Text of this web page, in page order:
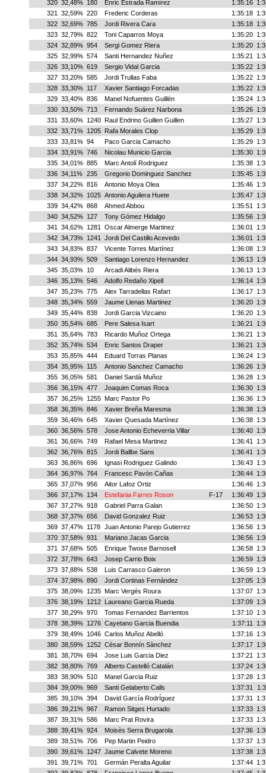
320 32,48% 180 Enric Estrada Ramírez 1:35:16
321
32,59% 220 Frederic Corderas 1:35:18
322 32,69% 785 Jordi Rivera Cara 1:35:18
323 32,79% 822 Toni Caparros Moya 1:35:20
324 32,89% 954 Sergi Gomez Riera 1:35:20
325 32,99% 574 Santi Hernandez Nuñez 1:35:21
326 33,10% 619 Sergio Vidal Garcia 1:35:22
327 33,20% 585 Jordi Trullas Faba 1:35:22
328 33,30% 117 Xavier Santiago Forcadas 1:35:22
329 33,40% 836 Manel Nofuentes Guillén 1:35:24
330 33,50% 713 Fernando Suárez Narbona 1:35:26
331
33,60% 1240 Raul Endrino Guillen Guillen 1:35:27
332 33,71% 1205 Rafa Morales Clop 1:35:29
333 33,81% 94 Paco Garcia Camacho 1:35:29
334 33,91% 746 Nicolau Municio Garcia 1:35:30
335 34,01% 885 Marc Antolí Rodriguez 1:35:38
336 34,11% 235 Gregorio Dominguez Sanchez 1:35:45
337 34,22% 816 Antonio Moya Olea 1:35:46
338 34,32% 1025 Antonio Aguilera Huete 1:35:47
339 34,42% 868 Ahmed Abbou 1:35:51
340 34,52% 127 Tony Gómez Hidalgo 1:35:56
341
34,62% 1281 Oscar Almerge Martinez 1:36:01
342 34,73% 1241 Jordi Del Castillo Acevedo 1:36:01
343 34,83% 837 Vicente Torres Martínez 1:36:08
344 34,93% 509 Santiago Lorenzo Hernandez 1:36:13
345 35,03% 10 Arcadi Alibés Riera 1:36:13
346 35,13% 546 Adolfo Redaño Xipell 1:36:14
347 35,23% 775 Alex Tarradellas Rafart 1:36:17
348 35,34% 559 Jaume Llenas Martinez 1:36:20
349 35,44% 838 Jordi Garcia Vizcaino 1:36:20
350 35,54% 685 Pere Salesa Isart 1:36:21
351
35,64% 783 Ricardo Muñoz Ortega 1:36:21
352 35,74% 534 Enric Santos Draper 1:36:21
353 35,85% 444 Eduard Torras Planas 1:36:24
354 35,95% 115 Antonio Sanchez Camacho 1:36:26
355 36,05% 581 Daniel Sardà Muñoz 1:36:28
356 36,15% 477 Joaquim Comas Roca 1:36:30
357 36,25% 1255 Marc Pastor Po 1:36:36
358 36,35% 846 Xavier Breña Maresma 1:36:38
359 36,46% 645 Xavier Quesada Martínez 1:36:38
360 36,56% 578 Jose Antonio Echeverria Villar 1:36:40
361
36,66% 749 Rafael Mesa Martinez 1:36:41
362 36,76% 815 Jordi Ballbe Sans 1:36:41
363 36,86% 696 Ignasi Rodriguez Galindo 1:36:43
364 36,97% 764 Francesc Pavón Cañas 1:36:44
365 37,07% 956 Aitor Lafoz Ortiz 1:36:46
366 37,17% 134 Estefania Farres Roson F-17 1:36:49
367 37,27% 918 Gabriel Parra Galan 1:36:50
368 37,37% 656 David Gonzalez Ruiz 1:36:53
369 37,47% 1178 Juan Antonio Parejo Gutierrez 1:36:56
370 37,58% 931 Mariano Jacas Garcia 1:36:56
371
37,68% 505 Enrique Twose Barnosell 1:36:58
372 37,78% 643 Josep Carrio Boix 1:36:59
373 37,88% 538 Luis Carrasco Galeron 1:36:59
374 37,98% 890 Jordi Cortinas Fernández 1:37:05
375 38,09% 1235 Marc Vergés Roura 1:37:07
376 38,19% 1212 Laureano Garcia Rueda 1:37:09
377 38,29% 970 Tomas Fernandez Barrientos 1:37:10
378 38,39% 1276 Cayetano Garcia Buendia 1:37:11
379 38,49% 1046 Carlos Muñoz Abelló 1:37:16
380 38,59% 1252 Cèsar Bonnín Sànchez 1:37:17
381
38,70% 694 Jose Luis Garcia Diez 1:37:21
382 38,80% 769 Alberto Castelló Catalán 1:37:24
383 38,90% 510 Manel Garcia Ruiz 1:37:28
384 39,00% 969 Santi Gelaberto Calls 1:37:31
385 39,10% 394 David García RodrÍguez 1:37:31
386 39,21% 967 Ramon Sitges Hurtado 1:37:33
387 39,31% 586 Marc Prat Rovira 1:37:33
388 39,41% 924 Moisès Serra Brugarola 1:37:36
389 39,51% 706 Pep Martin Peidro 1:37:37
390 39,61% 1247 Jaume Calvete Moreno 1:37:38
391
39,71% 701 Germán Peralta Aguilar 1:37:44